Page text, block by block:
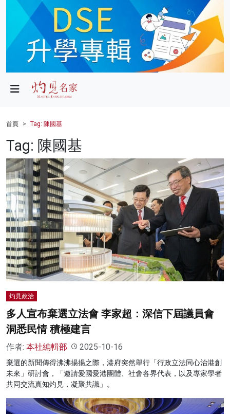
政局
財經
健康
商業
科技
影片
名家榜
灼見活動
首頁 Tag: 陳國基
Tag: 陳國基
灼見政治
多人宣布棄選立法會 李家超：深信下屆議員會
洞悉民情 積極建言
作者: 本社編輯部 2025-10-16
棄選的新聞傳得沸沸揚揚之際，港府突然舉行「行政立法同心治港創
未來」研討會，「邀請愛國愛港團體、社會各界代表，以及專家學者
共同交流真知灼見，凝聚共識」。